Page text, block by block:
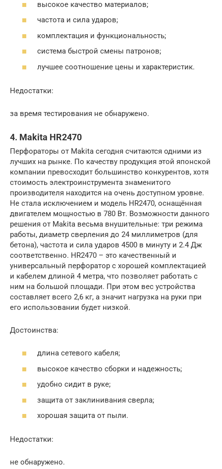
высокое качество материалов;
частота и сила ударов;
комплектация и функциональность;
система быстрой смены патронов;
лучшее соотношение цены и характеристик.
Недостатки:
за время тестирования не обнаружено.
4. Makita HR2470
Перфораторы от Makita сегодня считаются одними из
лучших на рынке. По качеству продукция этой японской
компании превосходит большинство конкурентов, хотя
стоимость электроинструмента знаменитого
производителя находится на очень доступном уровне.
Не стала исключением и модель HR2470, оснащённая
двигателем мощностью в 780 Вт. Возможности данного
решения от Makita весьма внушительные: три режима
работы, диаметр сверления до 24 миллиметров (для
бетона), частота и сила ударов 4500 в минуту и 2.4 Дж
соответственно. HR2470 – это качественный и
универсальный перфоратор с хорошей комплектацией
и кабелем длиной 4 метра, что позволяет работать с
ним на большой площади. При этом вес устройства
составляет всего 2,6 кг, а значит нагрузка на руки при
его использовании будет низкой.
Достоинства:
длина сетевого кабеля;
высокое качество сборки и надежность;
удобно сидит в руке;
защита от заклинивания сверла;
хорошая защита от пыли.
Недостатки:
не обнаружено.